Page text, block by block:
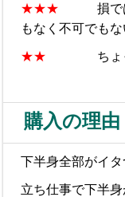
★★★ 損では
もなく不可でもな
★★ ちょっと
購入の理由
下半身全部がイタ
立ち仕事で下半